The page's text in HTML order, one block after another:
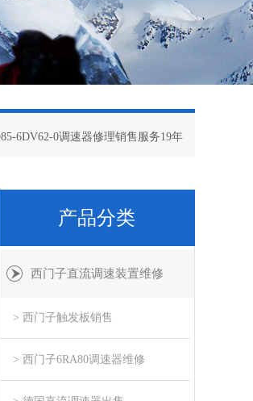
6DV62-0调速器修理销售服务19年
产品分类
西门子直流调速装置维修
> 西门子触发板销售
> 西门子6RA80调速器维修